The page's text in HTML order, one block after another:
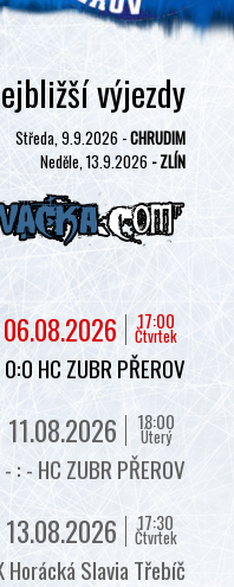
výjezdy
Středa, 9.9.2026 -CHRUDIM
Neděle, 13.9.2026 - ZLÍN
17:00
Čtvrtek
06.08.2026
HC ZUBR PŘEROV
18:00
Úterý
11.08.2026
: - HC ZUBR PŘEROV
17:30
Čtvrtek
13.08.2026
Horácká Slavia Třebíč